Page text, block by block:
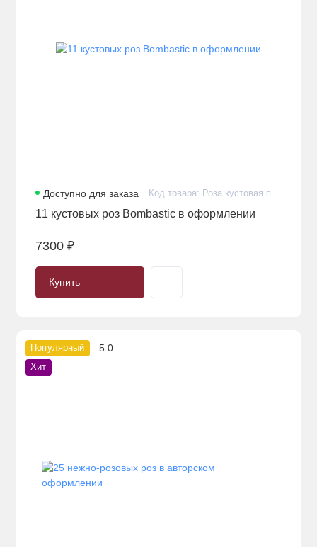
Доступно для заказа
11 кустовых роз Bombastic в оформлении
7300 ₽
Купить
Популярный
Хит
5.0